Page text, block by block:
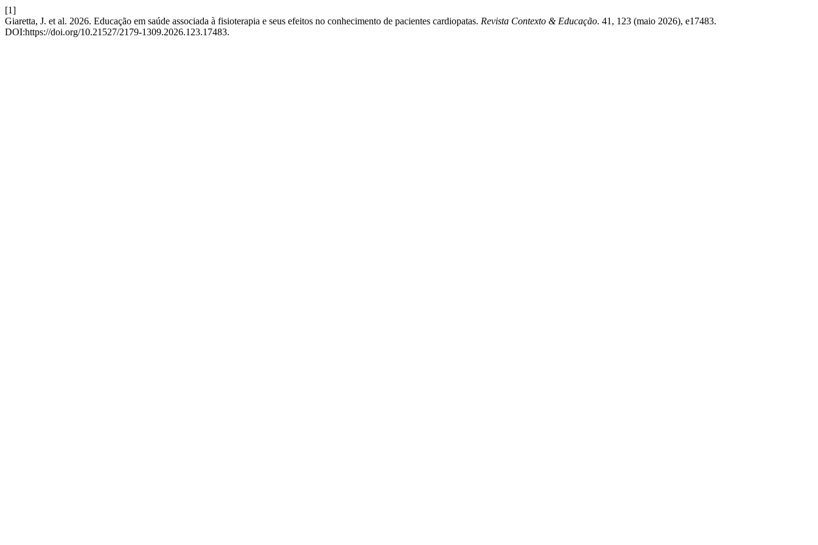
[1]
Giaretta, J. et al. 2026. Educação em saúde associada à fisioterapia e seus efeitos no conhecimento de pacientes cardiopatas. Revista Contexto & Educação. 41, 123 (maio 2026), e17483.
DOI:https://doi.org/10.21527/2179-1309.2026.123.17483.